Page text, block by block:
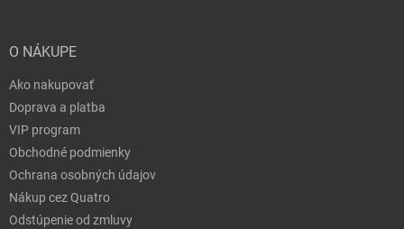
O NÁKUPE
Ako nakupovať
Doprava a platba
VIP program
Obchodné podmienky
Ochrana osobných údajov
Nákup cez Quatro
Odstúpenie od zmluvy